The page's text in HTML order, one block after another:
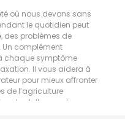
où nous devons sans
le quotidien peut
des problèmes de
Un complément
chaque symptôme
Il vous aidera à
pour mieux affronter
de l’agriculture
telles que la